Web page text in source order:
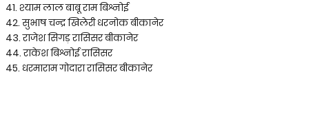
41. श्याम लाल बाबू राम बिश्नोई
42. सुभाष चन्द्र खिलेरी धरनोक बीकानेर
43. राजेश सिगड़ रासिसर बीकानेर
44. राकेश बिश्नोई रासिसर
45. धरमाराम गोदारा रासिसर बीकानेर